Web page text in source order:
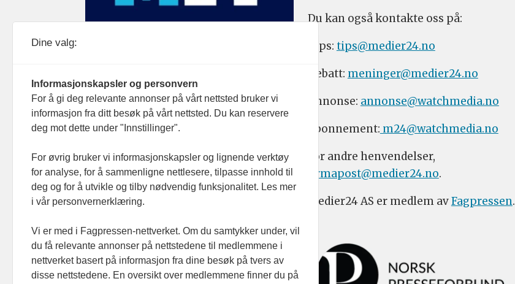
Du kan også kontakte oss på:
Tips: tips@medier24.no
Debatt: meninger@medier24.no
Annonse: annonse@watchmedia.no
Abonnement: m24@watchmedia.no
For andre henvendelser,
firmapost@medier24.no.
Medier24 AS er medlem avFagpressen.
Dine valg:
Informasjonskapsler og personvern
For å gi deg relevante annonser på vårt nettsted bruker vi
informasjon fra ditt besøk på vårt nettsted. Du kan reservere
deg mot dette under "Innstillinger".
For øvrig bruker vi informasjonskapsler og lignende verktøy
for analyse, for å sammenligne nettlesere, tilpasse innhold til
deg og for å utvikle og tilby nødvendig funksjonalitet. Les mer
i vår personvernerklæring.
Vi er med i Fagpressen-nettverket. Om du samtykker under, vil
du få relevante annonser på nettstedene til medlemmene i
nettverket basert på informasjon fra dine besøk på tvers av
disse nettstedene. En oversikt over medlemmene finner du på